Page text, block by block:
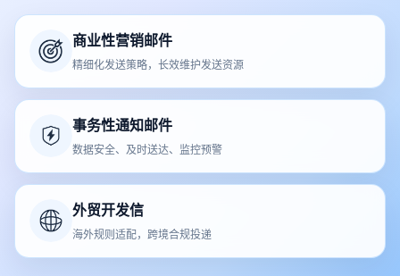
商业性营销邮件
精细化发送策略，长效维护发送资源
事务性通知邮件
数据安全、及时送达、监控预警
外贸开发信
海外规则适配，跨境合规投递